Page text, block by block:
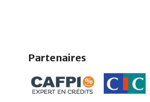
Partenaires